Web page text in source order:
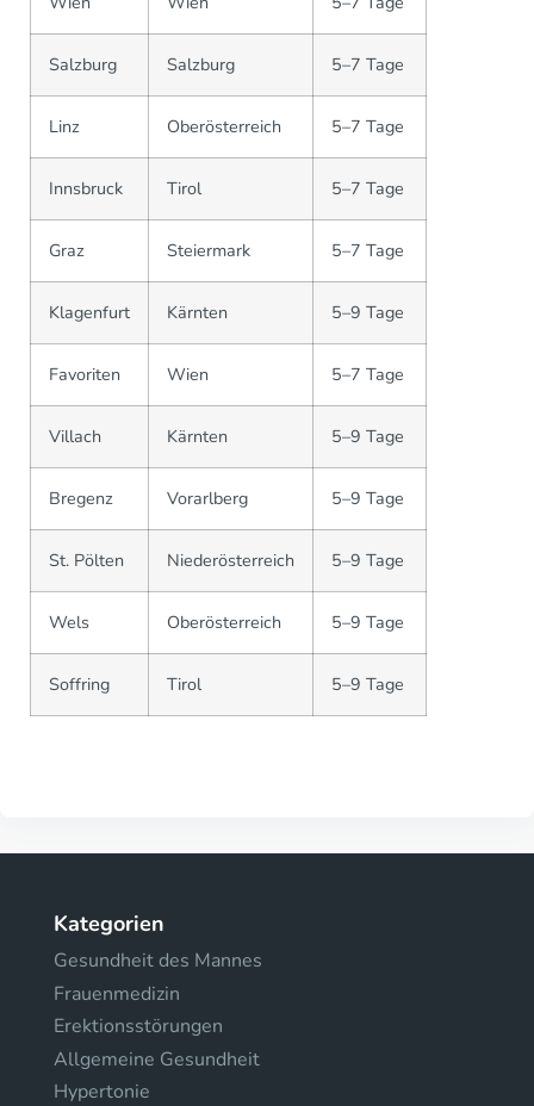
Salzburg Salzburg 5–7 Tage
Linz Oberösterreich 5–7 Tage
Innsbruck Tirol 5–7 Tage
Graz Steiermark 5–7 Tage
Klagenfurt Kärnten 5–9 Tage
Favoriten Wien 5–7 Tage
Villach Kärnten 5–9 Tage
Bregenz Vorarlberg 5–9 Tage
St. Pölten Niederösterreich 5–9 Tage
Wels Oberösterreich 5–9 Tage
Soffring Tirol 5–9 Tage
Kategorien
Gesundheit des Mannes
Frauenmedizin
Erektionsstörungen
Allgemeine Gesundheit
Hypertonie